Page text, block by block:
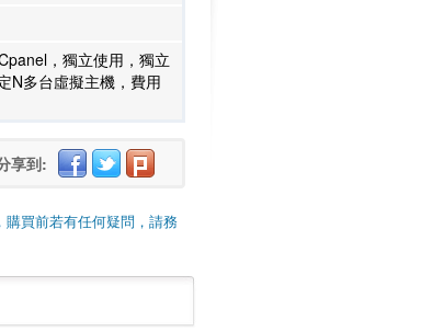
，獨立使用，獨立
N多台虛擬主機，費用
享到:
買前若有任何疑問，請務